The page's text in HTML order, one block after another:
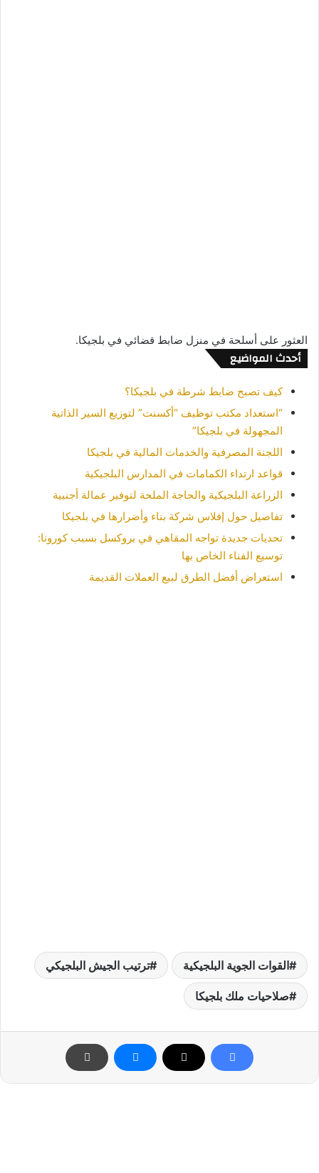
العثور على أسلحة في منزل ضابط قضائي في بلجيكا.
أحدث المواضيع
كيف تصبح ضابط شرطة في بلجيكا؟
“استعداد مكتب توظيف “أكسنت” لتوزيع السير الذاتية
المجهولة في بلجيكا”
اللجنة المصرفية والخدمات المالية في بلجيكا
قواعد ارتداء الكمامات في المدارس البلجيكية
الزراعة البلجيكية والحاجة الملحة لتوفير عمالة أجنبية
تفاصيل حول إفلاس شركة بناء وأضرارها في بلجيكا
تحديات جديدة تواجه المقاهي في بروكسل بسبب كورونا:
توسيع الفناء الخاص بها
استعراض أفضل الطرق لبيع العملات القديمة
القوات الجوية البلجيكية ترتيب الجيش البلجيكي
صلاحيات ملك بلجيكا